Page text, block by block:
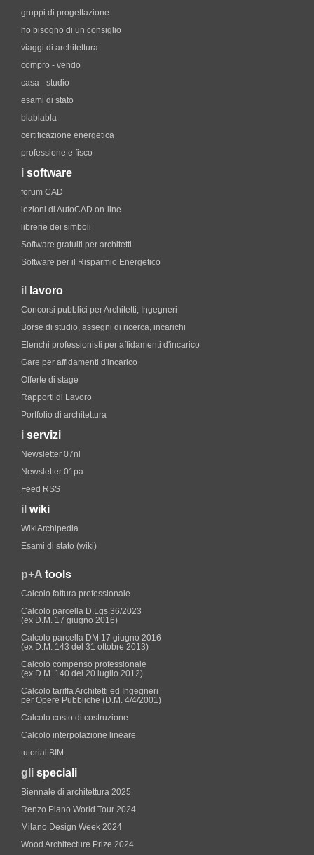
gruppi di progettazione
ho bisogno di un consiglio
viaggi di architettura
compro - vendo
casa - studio
esami di stato
blablabla
certificazione energetica
professione e fisco
i software
forum CAD
lezioni di AutoCAD on-line
librerie dei simboli
Software gratuiti per architetti
Software per il Risparmio Energetico
il lavoro
Concorsi pubblici per Architetti, Ingegneri
Borse di studio, assegni di ricerca, incarichi
Elenchi professionisti per affidamenti d'incarico
Gare per affidamenti d'incarico
Offerte di stage
Rapporti di Lavoro
Portfolio di architettura
i servizi
Newsletter 07nl
Newsletter 01pa
Feed RSS
il wiki
WikiArchipedia
Esami di stato (wiki)
p+A tools
Calcolo fattura professionale
Calcolo parcella D.Lgs.36/2023
(ex D.M. 17 giugno 2016)
Calcolo parcella DM 17 giugno 2016
(ex D.M. 143 del 31 ottobre 2013)
Calcolo compenso professionale
(ex D.M. 140 del 20 luglio 2012)
Calcolo tariffa Architetti ed Ingegneri
per Opere Pubbliche (D.M. 4/4/2001)
Calcolo costo di costruzione
Calcolo interpolazione lineare
tutorial BIM
gli speciali
Biennale di architettura 2025
Renzo Piano World Tour 2024
Milano Design Week 2024
Wood Architecture Prize 2024